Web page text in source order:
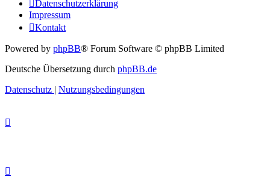
Datenschutzerklärung
Impressum
Kontakt
Powered by phpBB® Forum Software © phpBB Limited
Deutsche Übersetzung durch phpBB.de
Datenschutz | Nutzungsbedingungen